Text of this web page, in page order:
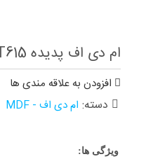
ام دی اف پدیده T615
افزودن به علاقه مندی ها
دسته: ام دی اف - MDF
ویژگی ها: